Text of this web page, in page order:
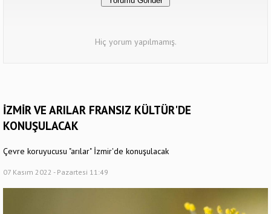
Hiç yorum yapılmamış.
İZMİR VE ARILAR FRANSIZ KÜLTÜR'DE
KONUŞULACAK
Çevre koruyucusu "arılar" İzmir'de konuşulacak
07 Kasım 2022 - Pazartesi 11:49